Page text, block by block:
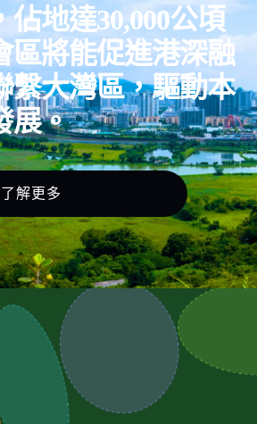
佔地達30,000公頃
區將能促進港深融
繫大灣區，驅動本
展。
了解更多